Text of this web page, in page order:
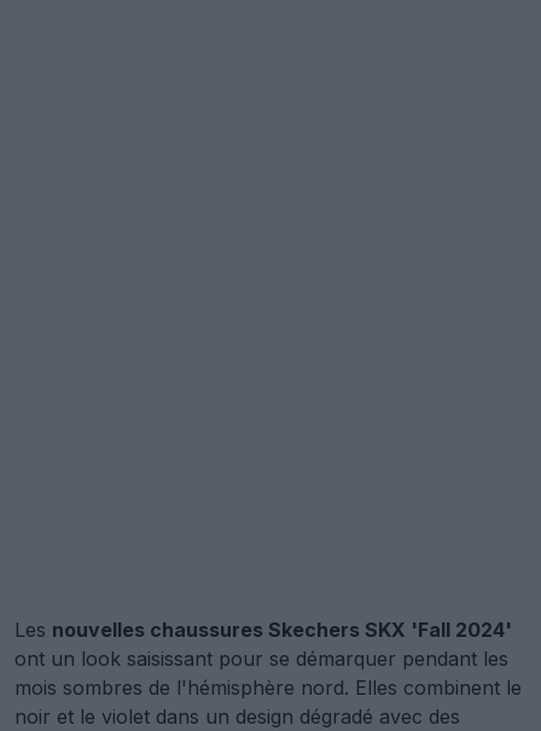
Les nouvelles chaussures Skechers SKX 'Fall 2024'
ont un look saisissant pour se démarquer pendant les
mois sombres de l'hémisphère nord. Elles combinent le
noir et le violet dans un design dégradé avec des